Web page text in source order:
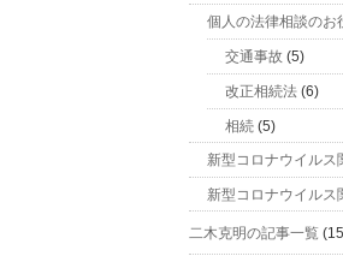
個人の法律相談のお
交通事故 (5)
改正相続法 (6)
相続 (5)
新型コロナウイルス
新型コロナウイルス
二木克明の記事一覧